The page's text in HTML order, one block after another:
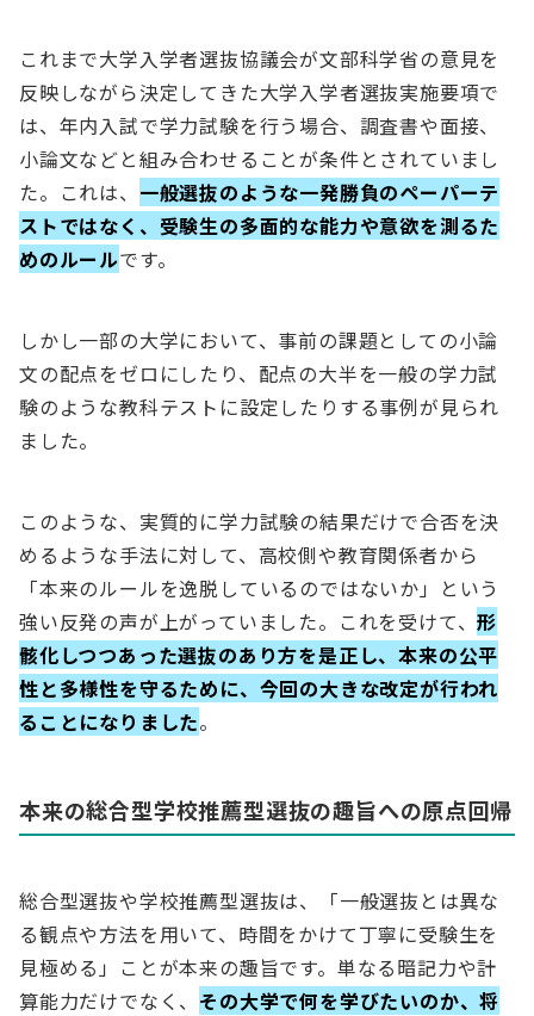
これまで大学入学者選抜協議会が文部科学省の意見を
反映しながら決定してきた大学入学者選抜実施要項で
は、年内入試で学力試験を行う場合、調査書や面接、
小論文などと組み合わせることが条件とされていまし
た。これは、 一般選抜のような一発勝負のペーパーテ
ストではなく、受験生の多面的な能力や意欲を測るた
めのルールです。
しかし一部の大学において、事前の課題としての小論
文の配点をゼロにしたり、配点の大半を一般の学力試
験のような教科テストに設定したりする事例が見られ
ました。
このような、実質的に学力試験の結果だけで合否を決
めるような手法に対して、高校側や教育関係者から
「本来のルールを逸脱しているのではないか」という
強い反発の声が上がっていました。これを受けて、形
骸化しつつあった選抜のあり方を是正し、本来の公平
性と多様性を守るために、今回の大きな改定が行われ
ることになりました。
本来の総合型学校推薦型選抜の趣旨への原点回帰
総合型選抜や学校推薦型選抜は、「一般選抜とは異な
る観点や方法を用いて、時間をかけて丁寧に受験生を
見極める」ことが本来の趣旨です。単なる暗記力や計
算能力だけでなく、 その大学で何を学びたいのか、将